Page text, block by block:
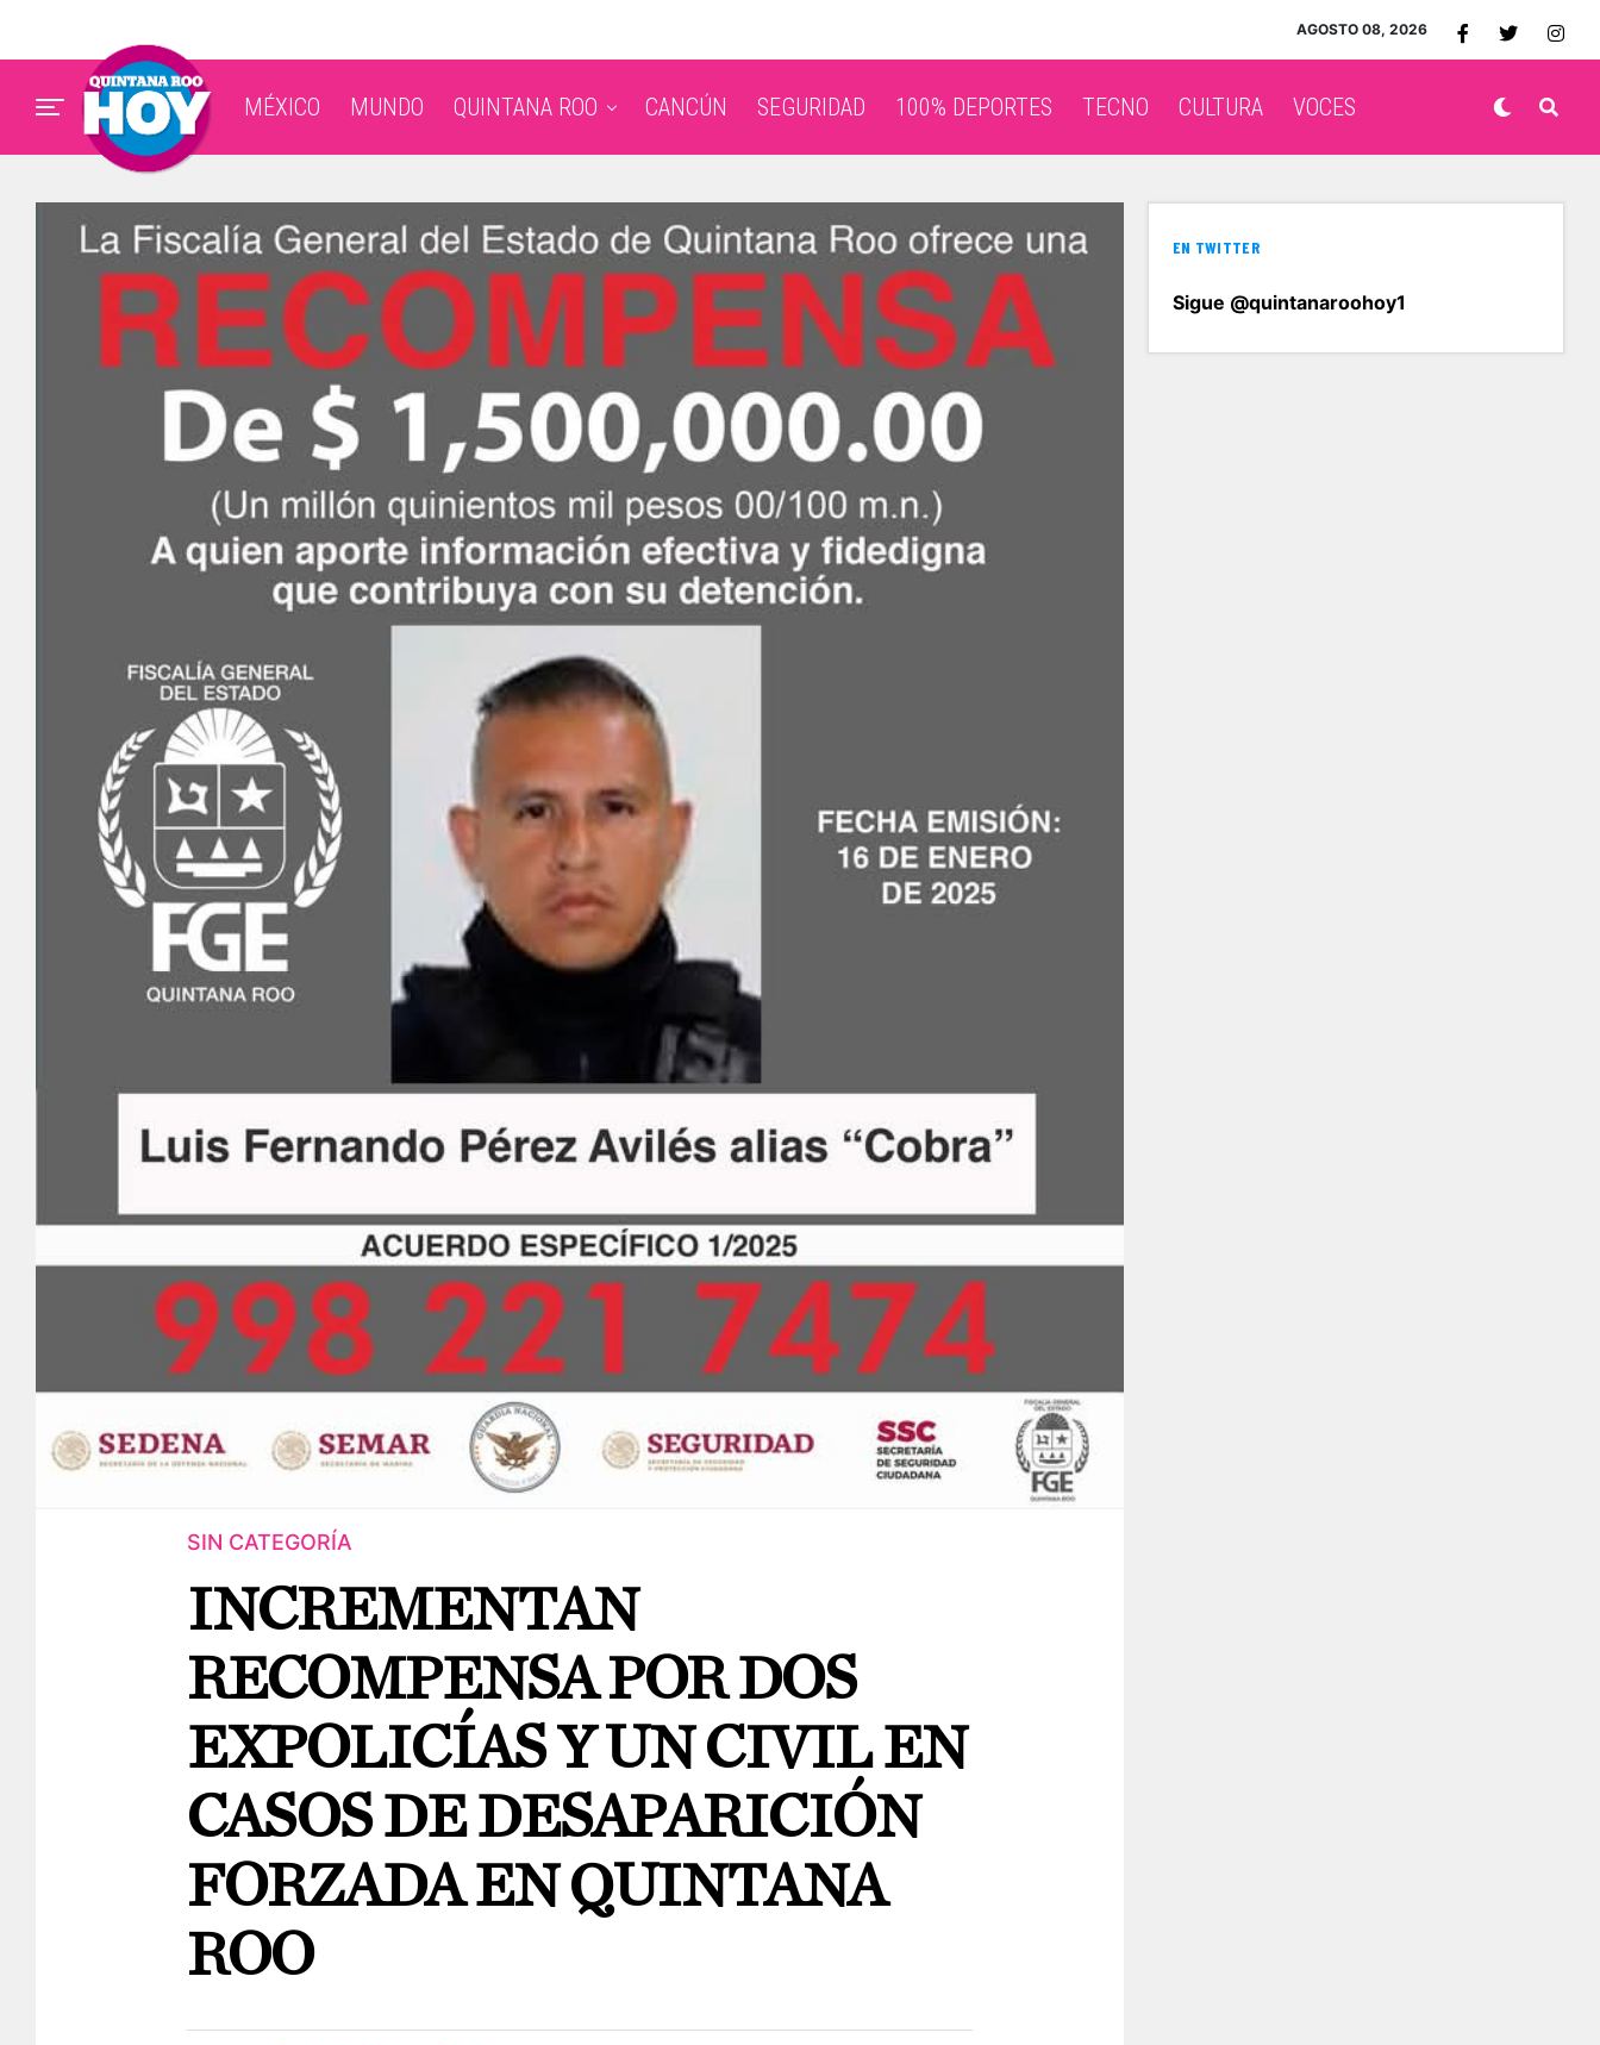
AGOSTO 08, 2026
MÉXICO MUNDO QUINTANA ROO CANCÚN SEGURIDAD 100% DEPORTES TECNO CULTURA VOCES
SIN CATEGORÍA
INCREMENTAN
RECOMPENSA POR DOS
EXPOLICÍAS Y UN CIVIL EN
CASOS DE DESAPARICIÓN
FORZADA EN QUINTANA
ROO
EN TWITTER
Sigue @quintanaroohoy1